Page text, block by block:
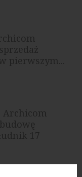
pierwszym...
Archicom
17